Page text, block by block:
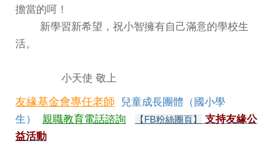
擔當的呵！
新學習新希望，祝小智擁有自己滿意的學校生
活。
小天使 敬上
友緣基金會專任老師
兒童成長團體（國小學
生）
親職教育電話諮詢 【FB粉絲團頁】
支持友緣公
益活動